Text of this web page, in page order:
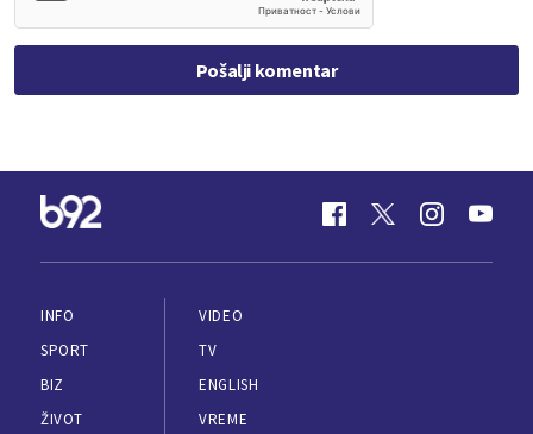
Pošalji komentar
INFO
SPORT
BIZ
ŽIVOT
VIDEO
TV
ENGLISH
VREME